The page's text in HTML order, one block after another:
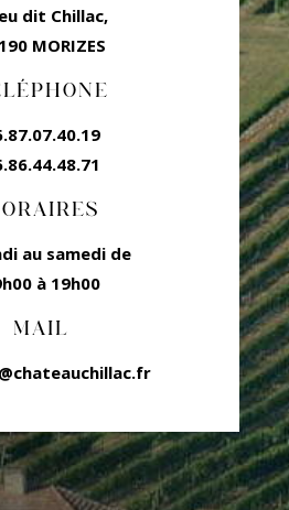
dit Chillac,
MORIZES
au samedi de
à 19h00
MAIL